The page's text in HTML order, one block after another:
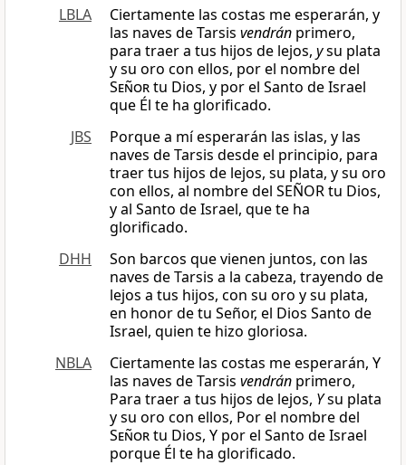
LBLA
Ciertamente las costas me esperarán, y
las naves de Tarsis vendrán primero,
para traer a tus hijos de lejos, ysu plata
y su oro con ellos, por el nombre del
Señortu Dios, y por el Santo de Israel
que Él te ha glorificado.
JBS
Porque a mí esperarán las islas, y las
naves de Tarsis desde el principio, para
traer tus hijos de lejos, su plata, y su oro
con ellos, al nombre del SEÑOR tu Dios,
y al Santo de Israel, que te ha
glorificado.
DHH
Son barcos que vienen juntos, con las
naves de Tarsis a la cabeza, trayendo de
lejos a tus hijos, con su oro y su plata,
en honor de tu Señor, el Dios Santo de
Israel, quien te hizo gloriosa.
NBLA
Ciertamente las costas me esperarán, Y
las naves de Tarsis vendrán primero,
Para traer a tus hijos de lejos, Ysu plata
y su oro con ellos, Por el nombre del
Señortu Dios, Y por el Santo de Israel
porque Él te ha glorificado.